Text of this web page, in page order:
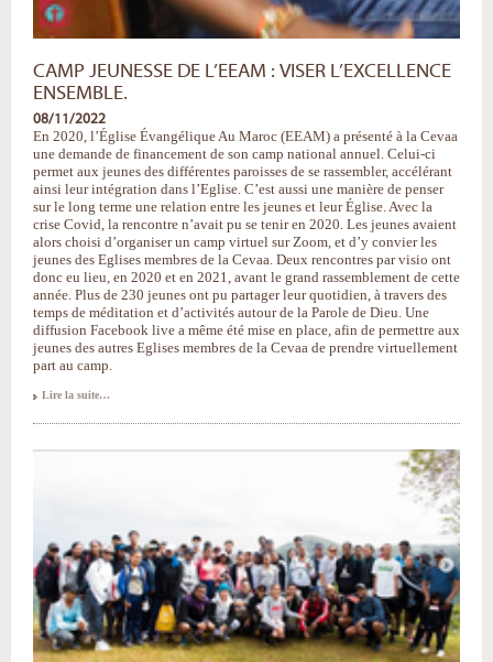
CAMP JEUNESSE DE L’EEAM : VISER L’EXCELLENCE
ENSEMBLE.
08/11/2022
En 2020, l’Église Évangélique Au Maroc (EEAM) a présenté à la Cevaa
une demande de financement de son camp national annuel. Celui-ci
permet aux jeunes des différentes paroisses de se rassembler, accélérant
ainsi leur intégration dans l’Eglise. C’est aussi une manière de penser
sur le long terme une relation entre les jeunes et leur Église. Avec la
crise Covid, la rencontre n’avait pu se tenir en 2020. Les jeunes avaient
alors choisi d’organiser un camp virtuel sur Zoom, et d’y convier les
jeunes des Eglises membres de la Cevaa. Deux rencontres par visio ont
donc eu lieu, en 2020 et en 2021, avant le grand rassemblement de cette
année. Plus de 230 jeunes ont pu partager leur quotidien, à travers des
temps de méditation et d’activités autour de la Parole de Dieu. Une
diffusion Facebook live a même été mise en place, afin de permettre aux
jeunes des autres Eglises membres de la Cevaa de prendre virtuellement
part au camp.
Camp
viser
Lire la suite…